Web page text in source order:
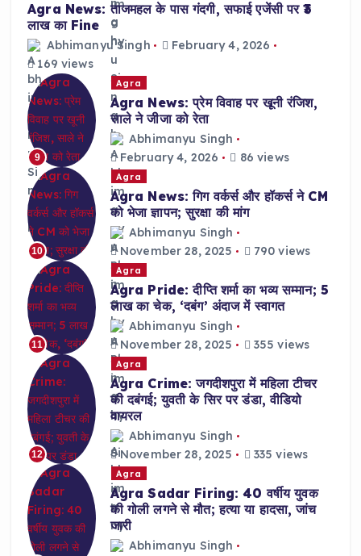
Agra News: ताजमहल के पास गंदगी, सफाई एजेंसी पर ₹3
लाख का Fine
Abhimanyu Singh
February 4, 2026
169 views
9
Agra
Agra News: प्रेम विवाह पर खूनी रंजिश,
साले ने जीजा को रेता
Abhimanyu Singh
February 4, 2026
86 views
10
Agra
Agra News: गिग वर्कर्स और हॉकर्स ने CM
को भेजा ज्ञापन; सुरक्षा की मांग
Abhimanyu Singh
November 28, 2025
790 views
11
Agra
Agra Pride: दीप्ति शर्मा का भव्य सम्मान; 5
लाख का चेक, ‘दबंग’ अंदाज में स्वागत
Abhimanyu Singh
November 28, 2025
355 views
12
Agra
Agra Crime: जगदीशपुरा में महिला टीचर
की दबंगई; युवती के सिर पर डंडा, वीडियो
वायरल
Abhimanyu Singh
November 28, 2025
335 views
Agra
Agra Sadar Firing: 40 वर्षीय युवक
की गोली लगने से मौत; हत्या या हादसा, जांच
जारी
Abhimanyu Singh